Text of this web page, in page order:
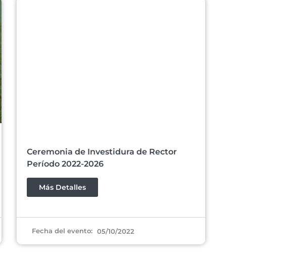
Ceremonia de Investidura de Rector
Período 2022-2026
Más Detalles
Fecha del evento: 05/10/2022